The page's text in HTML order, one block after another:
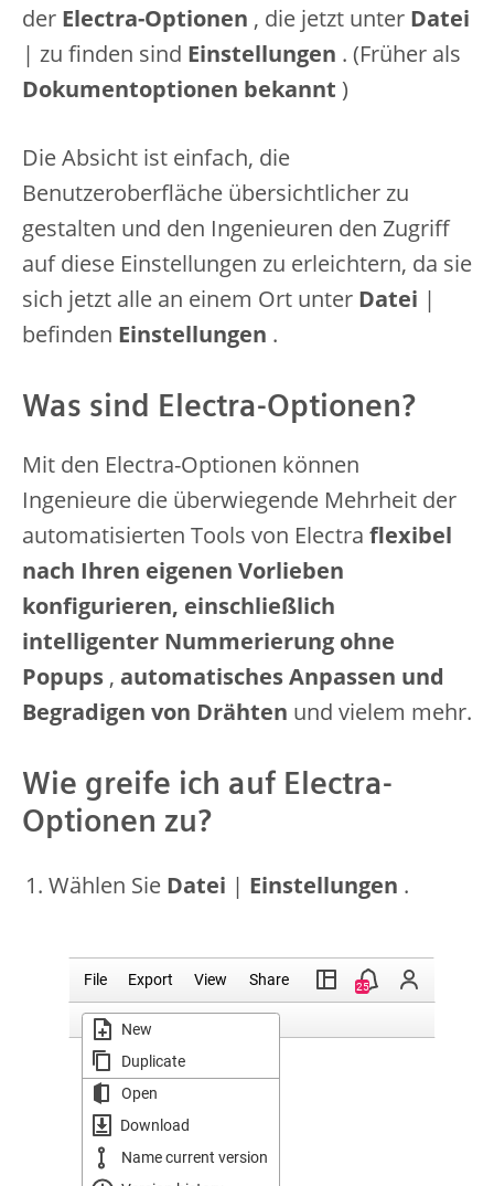
der Electra-Optionen , die jetzt unter Datei
| zu finden sind Einstellungen . (Früher als
Dokumentoptionen bekannt )
Die Absicht ist einfach, die
Benutzeroberfläche übersichtlicher zu
gestalten und den Ingenieuren den Zugriff
auf diese Einstellungen zu erleichtern, da sie
sich jetzt alle an einem Ort unter Datei |
befinden Einstellungen .
Was sind Electra-Optionen?
Mit den Electra-Optionen können
Ingenieure die überwiegende Mehrheit der
automatisierten Tools von Electra flexibel
nach Ihren eigenen Vorlieben
konfigurieren, einschließlich
intelligenter Nummerierung ohne
Popups , automatisches Anpassen und
Begradigen von Drähten und vielem mehr.
Wie greife ich auf Electra-
Optionen zu?
Wählen Sie Datei | Einstellungen .